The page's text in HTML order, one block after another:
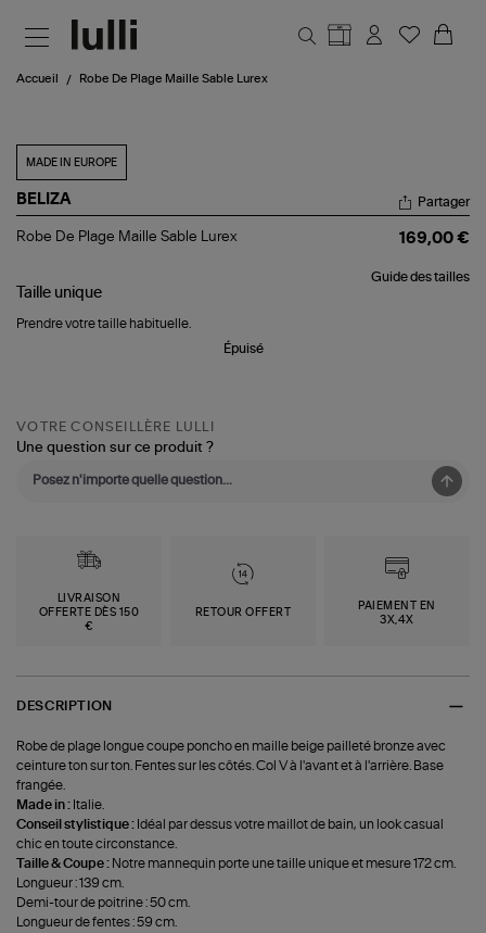
Accueil Robe De Plage Maille Sable Lurex
MADE IN EUROPE
BELIZA
Robe
Maille
Sable
Lurex
Partager
Robe De Plage Maille Sable Lurex 169,00 €
Guide des tailles
Taille unique
Prendre votre taille habituelle.
Épuisé
VOTRE CONSEILLÈRE LULLI
Une question sur ce produit ?
LIVRAISON
OFFERTE DÈS 150
€
RETOUR OFFERT
PAIEMENT EN
3X,4X
DESCRIPTION
Robe de plage longue coupe poncho en maille beige pailleté bronze avec
ceinture ton sur ton. Fentes sur les côtés. Col V à l'avant et à l'arrière. Base
frangée.
Made in : Italie.
Conseil stylistique : Idéal par dessus votre maillot de bain, un look casual
chic en toute circonstance.
Taille & Coupe : Notre mannequin porte une taille unique et mesure 172 cm.
Longueur : 139 cm.
Demi-tour de poitrine : 50 cm.
Longueur de fentes : 59 cm.